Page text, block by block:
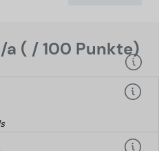
a ( / 100 Punkte)